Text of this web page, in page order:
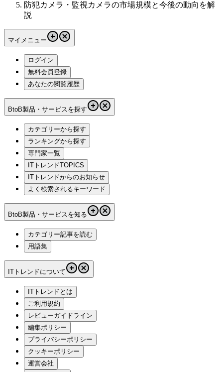
防犯カメラ・監視カメラの市場規模と今後の動向を解
説
マイメニュー
ログイン
無料会員登録
あなたの閲覧履歴
BtoB製品・サービスを探す
カテゴリーから探す
ランキングから探す
専門家一覧
ITトレンドTOPICS
ITトレンドからのお知らせ
よく検索されるキーワード
BtoB製品・サービスを知る
カテゴリー記事を読む
用語集
ITトレンドについて
ITトレンドとは
ご利用規約
レビューガイドライン
編集ポリシー
プライバシーポリシー
クッキーポリシー
運営会社